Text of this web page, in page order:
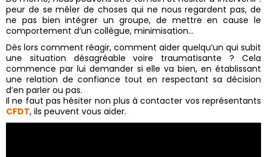
peur de se mêler de choses qui ne nous regardent pas, de
ne pas bien intégrer un groupe, de mettre en cause le
comportement d’un collègue, minimisation…
Dès lors comment réagir, comment aider quelqu’un qui subit
une situation désagréable voire traumatisante ? Cela
commence par lui demander si elle va bien, en établissant
une relation de confiance tout en respectant sa décision
d’en parler ou pas.
Il ne faut pas hésiter non plus à contacter vos représentants
CFDT, ils peuvent vous aider.